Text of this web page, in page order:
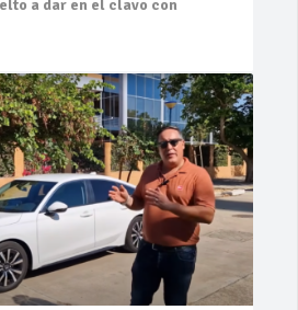
a dar en el clavo con